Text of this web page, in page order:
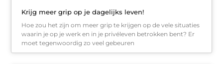
Krijg meer grip op je dagelijks leven!
Hoe zou het zijn om meer grip te krijgen op de vele situaties
waarin je op je werk en in je privéleven betrokken bent? Er
moet tegenwoordig zo veel gebeuren